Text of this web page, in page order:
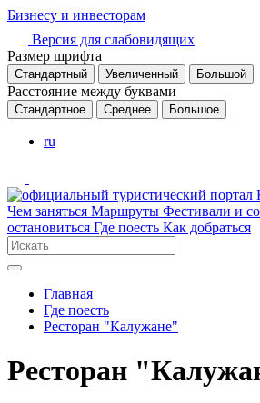
Бизнесу и инвесторам
Версия для слабовидящих
Размер шрифта
Стандартный Увеличенный Большой
Расстояние между буквами
Стандартное Среднее Большое
ru
Чем заняться Маршруты Фестивали и
остановиться Где поесть Как добраться
Главная
Где поесть
Ресторан "Калужане"
Ресторан